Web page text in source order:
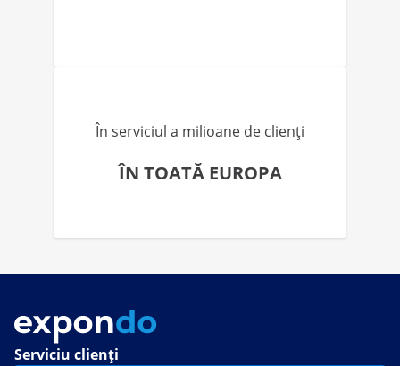
În serviciul a milioane de clienți
ÎN TOATĂ EUROPA
Serviciu clienți